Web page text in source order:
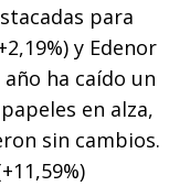
para
y Edenor
ha caído un
en alza,
sin cambios.